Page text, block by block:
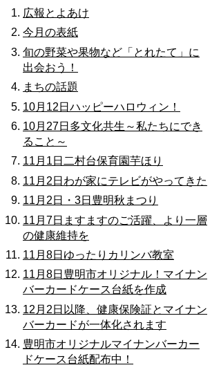
広報とよあけ
今月の表紙
旬の野菜や果物など「とれたて」に
出会おう！
まちの話題
10月12日ハッピーハロウィン！
10月27日多文化共生～私たちにでき
ること～
11月1日二村台保育園芋ほり
11月2日わが家にテレビがやってきた
11月2日・3日豊明秋まつり
11月7日ますますのご活躍、より一層
の健康維持を
11月8日ゆったりカリンバ教室
11月8日豊明市オリジナル！マイナン
バーカードケース台紙を作成
12月2日以降、健康保険証とマイナン
バーカードが一体化されます
豊明市オリジナルマイナンバーカー
ドケース台紙配布中！